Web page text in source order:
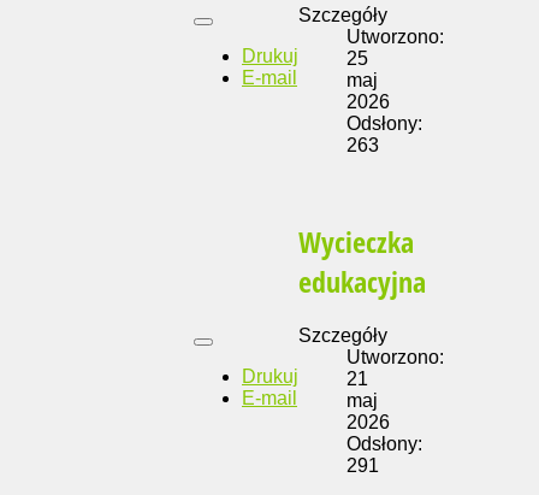
Drukuj
E-mail
Szczegóły
Utworzono:
25
maj
2026
Odsłony:
263
Wycieczka
edukacyjna
Drukuj
E-mail
Szczegóły
Utworzono:
21
maj
2026
Odsłony:
291